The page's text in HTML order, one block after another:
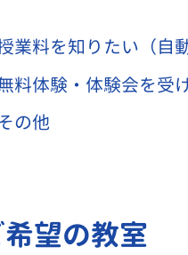
業料を知りたい（自
料体験・体験会を受
の他
望の教室